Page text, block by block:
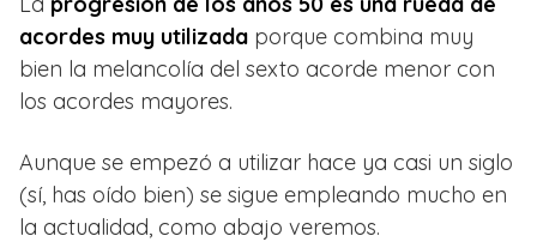
acordes muy utilizada porque combina muy
bien la melancolía del sexto acorde menor con
los acordes mayores.
Aunque se empezó a utilizar hace ya casi un siglo
(sí, has oído bien) se sigue empleando mucho en
la actualidad, como abajo veremos.